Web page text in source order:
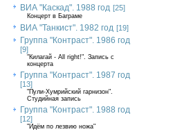
ВИА "Каскад". 1988 год [25]
Концерт в Баграме
ВИА "Танкист". 1982 год [19]
Группа "Контраст". 1986 год
[9]
"Килагай - All right!". Запись с
концерта
Группа "Контраст". 1987 год
[13]
"Пули-Хумрийский гарнизон".
Студийная запись
Группа "Контраст". 1988 год
[12]
"Идём по лезвию ножа"